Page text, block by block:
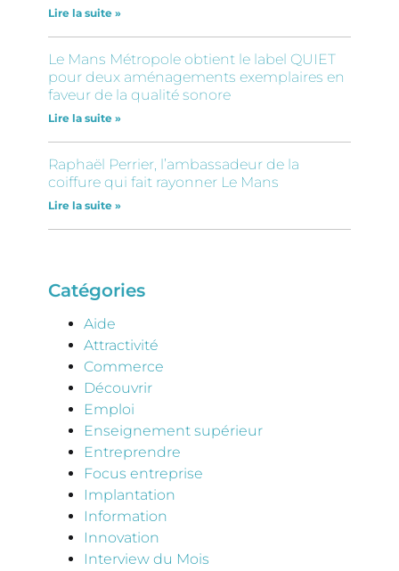
Lire la suite »
Le Mans Métropole obtient le label QUIET
pour deux aménagements exemplaires en
faveur de la qualité sonore
Lire la suite »
Raphaël Perrier, l’ambassadeur de la
coiffure qui fait rayonner Le Mans
Lire la suite »
Catégories
Aide
Attractivité
Commerce
Découvrir
Emploi
Enseignement supérieur
Entreprendre
Focus entreprise
Implantation
Information
Innovation
Interview du Mois